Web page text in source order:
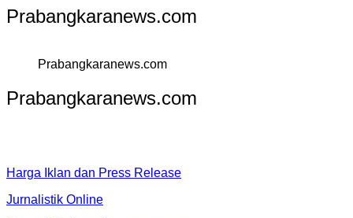
Prabangkaranews.com
Prabangkaranews.com
Prabangkaranews.com
Harga Iklan dan Press Release
Jurnalistik Online